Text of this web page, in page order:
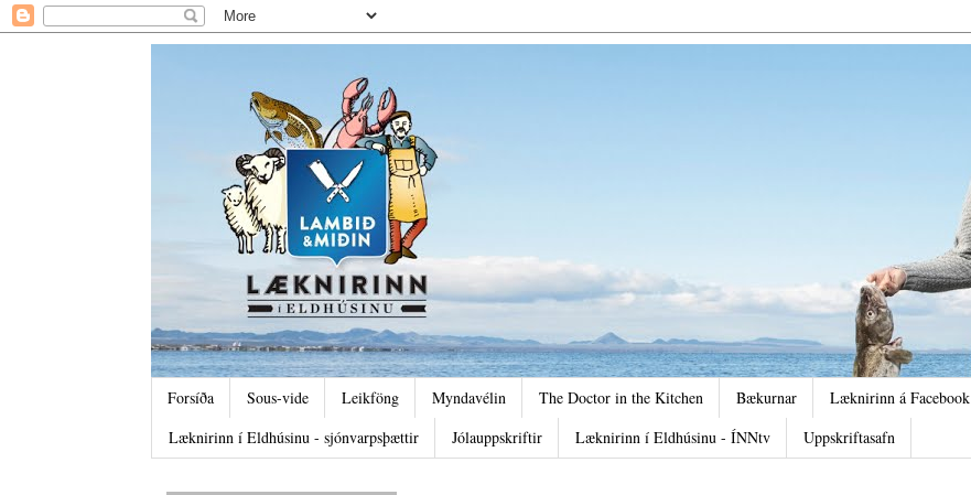
Forsíða Sous-vide Leikföng Myndavélin The Doctor in the Kitchen Bækurnar Læknirinn á Facebook
Læknirinn í Eldhúsinu - sjónvarpsþættir
Jólauppskriftir Læknirinn í Eldhúsinu - ÍNNtv Uppskriftasafn